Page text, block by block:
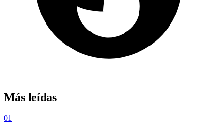
Más leídas
01